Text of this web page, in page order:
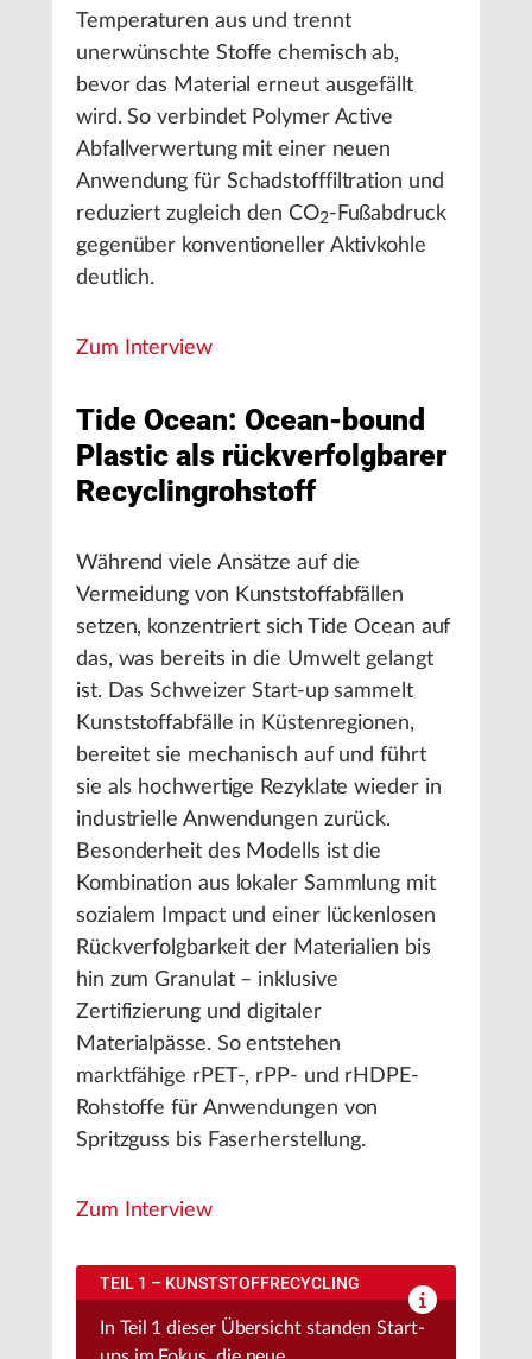
Temperaturen aus und trennt
unerwünschte Stoffe chemisch ab,
bevor das Material erneut ausgefällt
wird. So verbindet Polymer Active
Abfallverwertung mit einer neuen
Anwendung für Schadstofffiltration und
reduziert zugleich den CO2-Fußabdruck
gegenüber konventioneller Aktivkohle
deutlich.
Zum Interview
Tide Ocean: Ocean-bound
Plastic als rückverfolgbarer
Recyclingrohstoff
Während viele Ansätze auf die
Vermeidung von Kunststoffabfällen
setzen, konzentriert sich Tide Ocean auf
das, was bereits in die Umwelt gelangt
ist. Das Schweizer Start-up sammelt
Kunststoffabfälle in Küstenregionen,
bereitet sie mechanisch auf und führt
sie als hochwertige Rezyklate wieder in
industrielle Anwendungen zurück.
Besonderheit des Modells ist die
Kombination aus lokaler Sammlung mit
sozialem Impact und einer lückenlosen
Rückverfolgbarkeit der Materialien bis
hin zum Granulat – inklusive
Zertifizierung und digitaler
Materialpässe. So entstehen
marktfähige rPET-, rPP- und rHDPE-
Rohstoffe für Anwendungen von
Spritzguss bis Faserherstellung.
Zum Interview
TEIL 1 – KUNSTSTOFFRECYCLING
In Teil 1 dieser Übersicht standen Start-